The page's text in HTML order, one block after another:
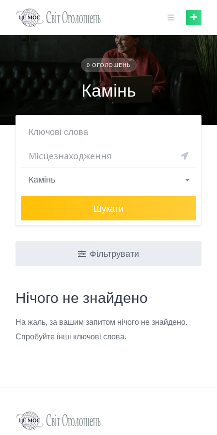
0 ОГОЛОШЕНЬ
Камінь
Камінь
Шукати
Фільтрувати
Нічого не знайдено
На жаль, за вашим запитом нічого не знайдено.
Спробуйте інші ключові слова.